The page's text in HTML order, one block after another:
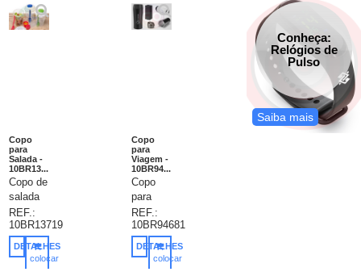
Copo
para
Salada -
10BR13...
Copo de
salada
850ml
com
garfo e
compartimento
para
REF.:
10BR13719
DETALHES
colocar
Copo
para
Viagem -
10BR94...
Copo
para
viagem
personalizado.
Aço
inox e
REF.:
10BR94681
DETALHES
colocar
Conheça:
Relógios de
Pulso
Saiba mais